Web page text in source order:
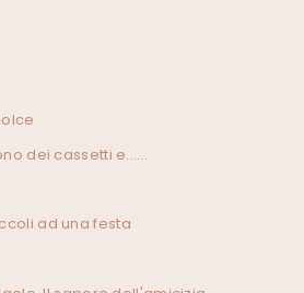
dei cassetti e......
ad una festa